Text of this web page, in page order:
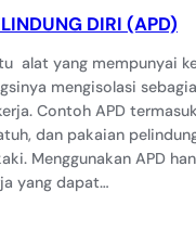
DIRI (APD)
alat yang mempunyai
mengisolasi
Contoh APD
dan pakaian
Menggunakan APD
yang dapat…